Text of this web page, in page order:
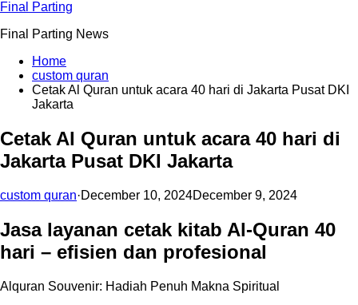
Skip
content
Final Parting
Final Parting News
Home
custom quran
Cetak Al Quran untuk acara 40 hari di Jakarta Pusat DKI
Jakarta
Cetak Al Quran untuk acara 40 hari di
Jakarta Pusat DKI Jakarta
custom quran·December 10, 2024December 9, 2024
Jasa layanan cetak kitab Al-Quran 40
hari – efisien dan profesional
Alquran Souvenir: Hadiah Penuh Makna Spiritual